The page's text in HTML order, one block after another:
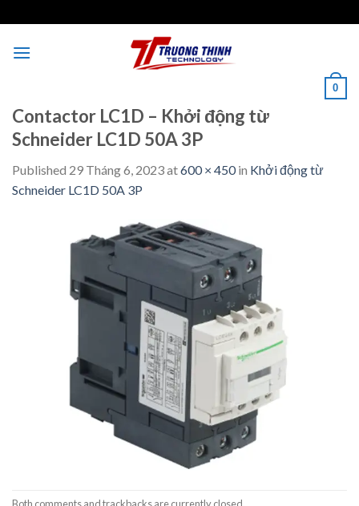
to
content
0
Contactor LC1D – Khởi động từ
Schneider LC1D 50A 3P
Published 29 Tháng 6, 2023at600 × 450in Khởi động từ
Schneider LC1D 50A 3P